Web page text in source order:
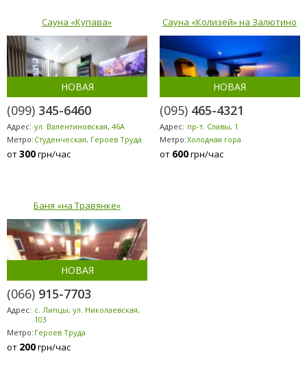
Сауна «Купава»
НОВАЯ
(099) 345-6460
Адрес: ул. Валентиновская, 46А
Метро: Студенческая, Героев Труда
от300грн/час
Сауна «Колизей» на Залютино
НОВАЯ
(095) 465-4321
Адрес: пр-т. Славы, 1
Метро:Холодная гора
от 600грн/час
Баня «на Травянке»
НОВАЯ
(066) 915-7703
Адрес: с. Липцы, ул. Николаевская,
103
Метро: Героев Труда
от 200грн/час